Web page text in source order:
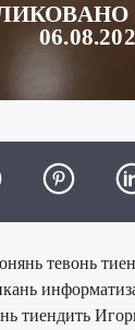
тевонь
тиендить